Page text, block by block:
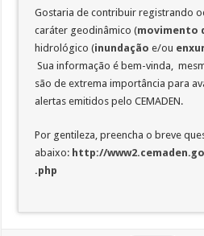
Gostaria de contribuir registrando
caráter geodinâmico (movimento
hidrológico (inundaçãoe/ou
Sua informação é bem-vinda,
são de extrema importância para
alertas emitidos pelo CEMADEN.
Por gentileza, preencha o breve
abaixo: http://
.php